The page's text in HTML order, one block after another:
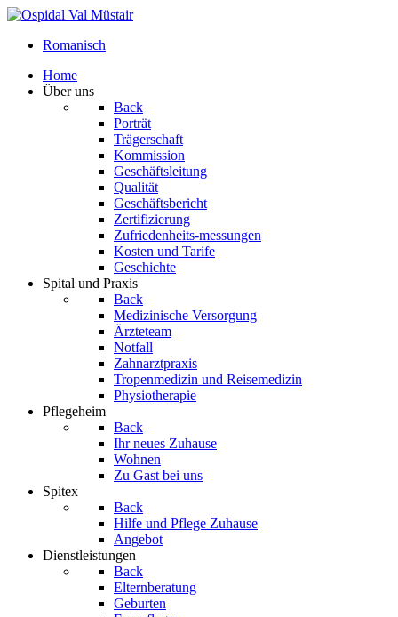
Romanisch
Home
Über uns
Back
Porträt
Trägerschaft
Kommission
Geschäftsleitung
Qualität
Geschäftsbericht
Zertifizierung
Zufriedenheits-messungen
Kosten und Tarife
Geschichte
Spital und Praxis
Back
Medizinische Versorgung
Ärzteteam
Notfall
Zahnarztpraxis
Tropenmedizin und Reisemedizin
Physiotherapie
Pflegeheim
Back
Ihr neues Zuhause
Wohnen
Zu Gast bei uns
Spitex
Back
Hilfe und Pflege Zuhause
Angebot
Dienstleistungen
Back
Elternberatung
Geburten